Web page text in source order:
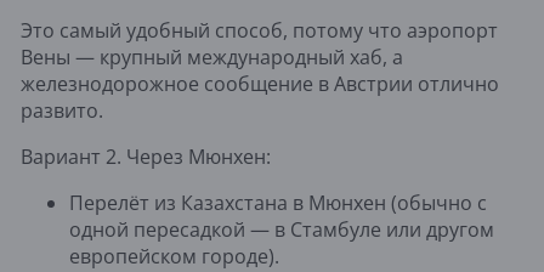
Это самый удобный способ, потому что аэропорт
Вены — крупный международный хаб, а
железнодорожное сообщение в Австрии отлично
развито.
Вариант 2. Через Мюнхен:
Перелёт из Казахстана в Мюнхен (обычно с
одной пересадкой — в Стамбуле или другом
европейском городе).